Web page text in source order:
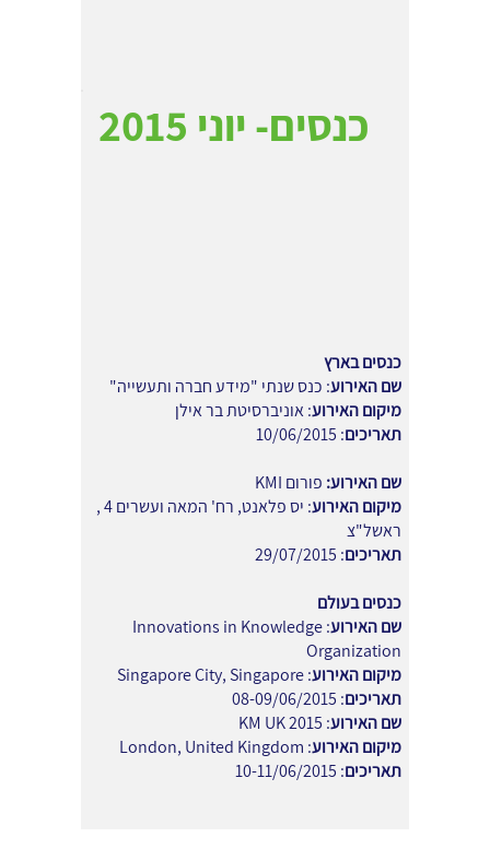
כנסים- יוני 2015
כנסים בארץ
שם האירוע: כנס שנתי "מידע חברה ותעשייה"
מיקום האירוע: אוניברסיטת בר אילן
תאריכים: 10/06/2015
שם האירוע: פורום KMI
מיקום האירוע
: יס פלאנט, רח' המאה ועשרים 4 ,
ראשל"צ
תאריכים: 29/07/2015
כנסים בעולם
שם האירוע : Innovations in Knowledge
Organization
מיקום האירוע: Singapore City, Singapore
תאריכים: 08-09/06/2015
שם האירוע: KM UK 2015
מיקום האירוע: London, United Kingdom
תאריכים: 10-11/06/2015